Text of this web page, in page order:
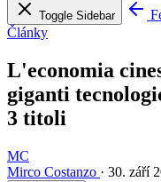
Toggle Sidebar
Články
L'economia
giganti
3 titoli
MC
Mirco Costanzo · 30. září